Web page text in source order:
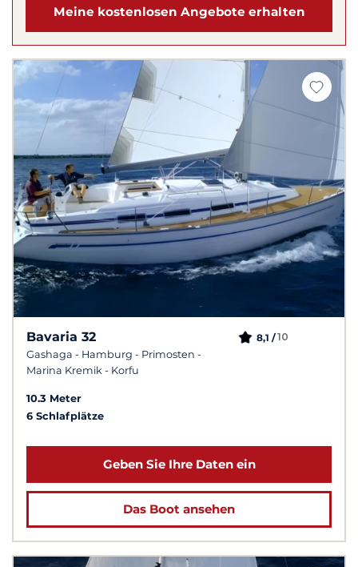
Meine kostenlosen Angebote erhalten
Bavaria 32
Gashaga - Hamburg - Primosten -
Marina Kremik - Korfu
8,1 /10
10.3 Meter
6 Schlafplätze
Geben Sie Ihre Daten ein
Das Boot ansehen